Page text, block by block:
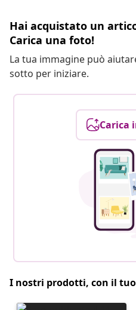
Hai acquistato un
Carica una foto!
La tua immagine può
sotto per iniziare.
Carica
I nostri prodotti, con il